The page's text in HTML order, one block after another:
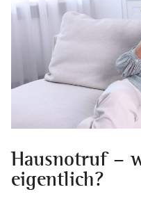
Hausnotruf –
eigentlich?